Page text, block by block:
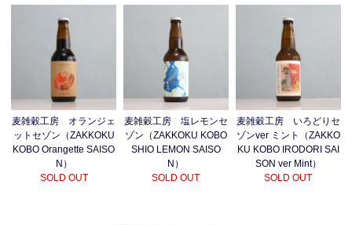
麦雑穀工房 オランジェ
ットセゾン（ZAKKOKU
KOBO Orangette SAISO
N）
SOLD OUT
麦雑穀工房 塩レモンセ
ゾン（ZAKKOKU KOBO
SHIO LEMON SAISO
N）
SOLD OUT
麦雑穀工房 いろどりセ
ゾンver ミント（ZAKKO
KU KOBO IRODORI SAI
SON ver Mint）
SOLD OUT